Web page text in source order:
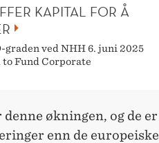
KAPITAL FOR Å
ved NHH 6. juni 2025
Fund Corporate
økningen, og de er
enn de europeiske